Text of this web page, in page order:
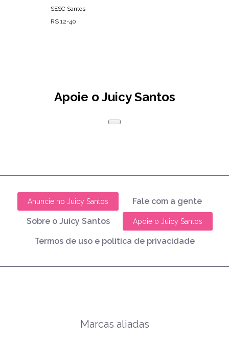
SESC Santos
R$ 12-40
Apoie o Juicy Santos
Anuncie no Juicy Santos Fale com a gente
Sobre o Juicy Santos Apoie o Juicy Santos
Termos de uso e política de privacidade
Marcas aliadas